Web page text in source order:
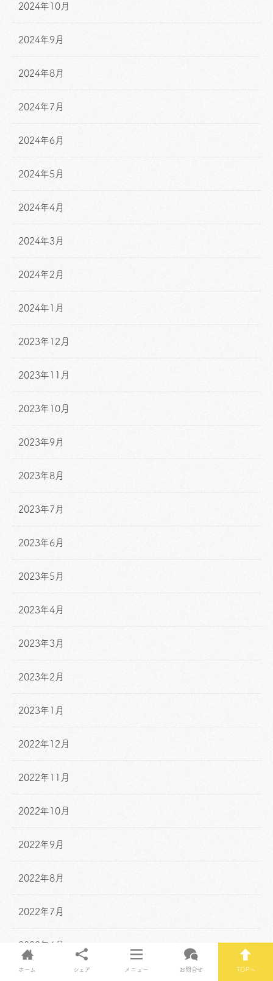
2024年10月
2024年9月
2024年8月
2024年7月
2024年6月
2024年5月
2024年4月
2024年3月
2024年2月
2024年1月
2023年12月
2023年11月
2023年10月
2023年9月
2023年8月
2023年7月
2023年6月
2023年5月
2023年4月
2023年3月
2023年2月
2023年1月
2022年12月
2022年11月
2022年10月
2022年9月
2022年8月
2022年7月
2022年6月
ホーム シェア メニュー お問合せ TOPへ